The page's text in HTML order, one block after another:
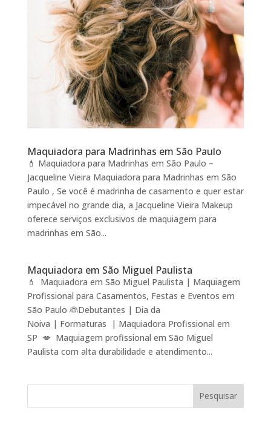
Maquiadora para Madrinhas em São Paulo
💄 Maquiadora para Madrinhas em São Paulo –
Jacqueline Vieira Maquiadora para Madrinhas em São
Paulo , Se você é madrinha de casamento e quer estar
impecável no grande dia, a Jacqueline Vieira Makeup
oferece serviços exclusivos de maquiagem para
madrinhas em São...
Maquiadora em São Miguel Paulista
💄 Maquiadora em São Miguel Paulista | Maquiagem
Profissional para Casamentos, Festas e Eventos em
São Paulo 👰Debutantes | Dia da
Noiva | Formaturas | Maquiadora Profissional em
SP 💋 Maquiagem profissional em São Miguel
Paulista com alta durabilidade e atendimento...
Pesquisar